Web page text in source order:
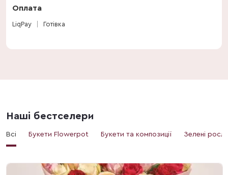
Оплата
LiqPay Готівка
Наші бестселери
Всі Букети Flowerpot Букети та композиції Зелені